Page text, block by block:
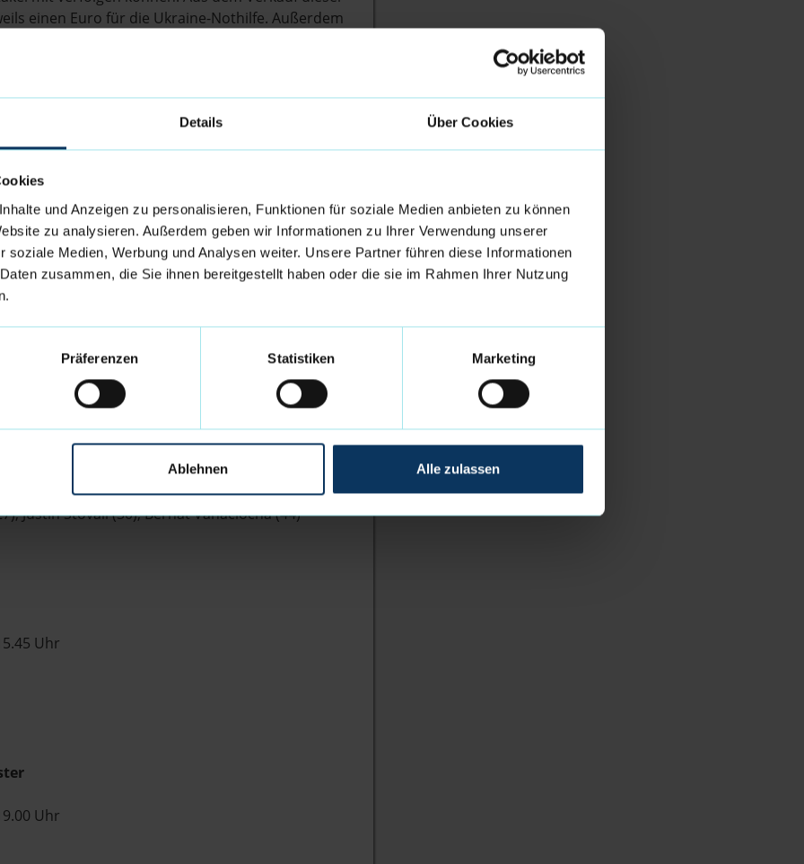
Details Über Cookies
und Anzeigen zu personalisieren, Funktionen für soziale Medien anbieten zu können
zu analysieren. Außerdem geben wir Informationen zu Ihrer Verwendung unserer
soziale Medien, Werbung und Analysen weiter. Unsere Partner führen diese Informationen
zusammen, die Sie ihnen bereitgestellt haben oder die sie im Rahmen Ihrer Nutzung
Präferenzen Statistiken Marketing
Ablehnen Alle zulassen
einen Euro für die Ukraine-Nothilfe. Außerdem
ebenfalls je Verkauf ein Euro an die Opfer
wird.
Münster steigt dann ab 22.00 Uhr die große
und Alpha im Foyer der Stadthalle Bremerhaven.
können weiterhin unter tickets.dieeisbaeren.de
erworben werden.
Nick Jacobsen (6), Lukas Dawidowski (7), Jusuf El
Ceyhan Pfeil (8), Nick Schneiders (9), Andreas
Will Fontleroy (12), Alon Stein (13), Craig
Dainius Miliunas (15), Moses Ehambe (17)
(5), Adrian Breitlauch (7), Simon Krajcovic (8),
Carlo Meyer (17), Khalid Thomas (23), Mitja
Justin Stovall (30), Bernat Vanaclocha (44)
Uhr
Uhr